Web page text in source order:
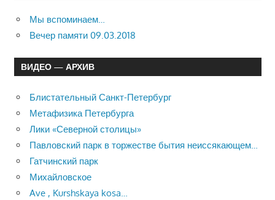
Мы вспоминаем…
Вечер памяти 09.03.2018
ВИДЕО — АРХИВ
Блистательный Санкт-Петербург
Метафизика Петербурга
Лики «Северной столицы»
Павловский парк в торжестве бытия неиссякающем…
Гатчинский парк
Михайловское
Ave , Kurshskaya kosa…